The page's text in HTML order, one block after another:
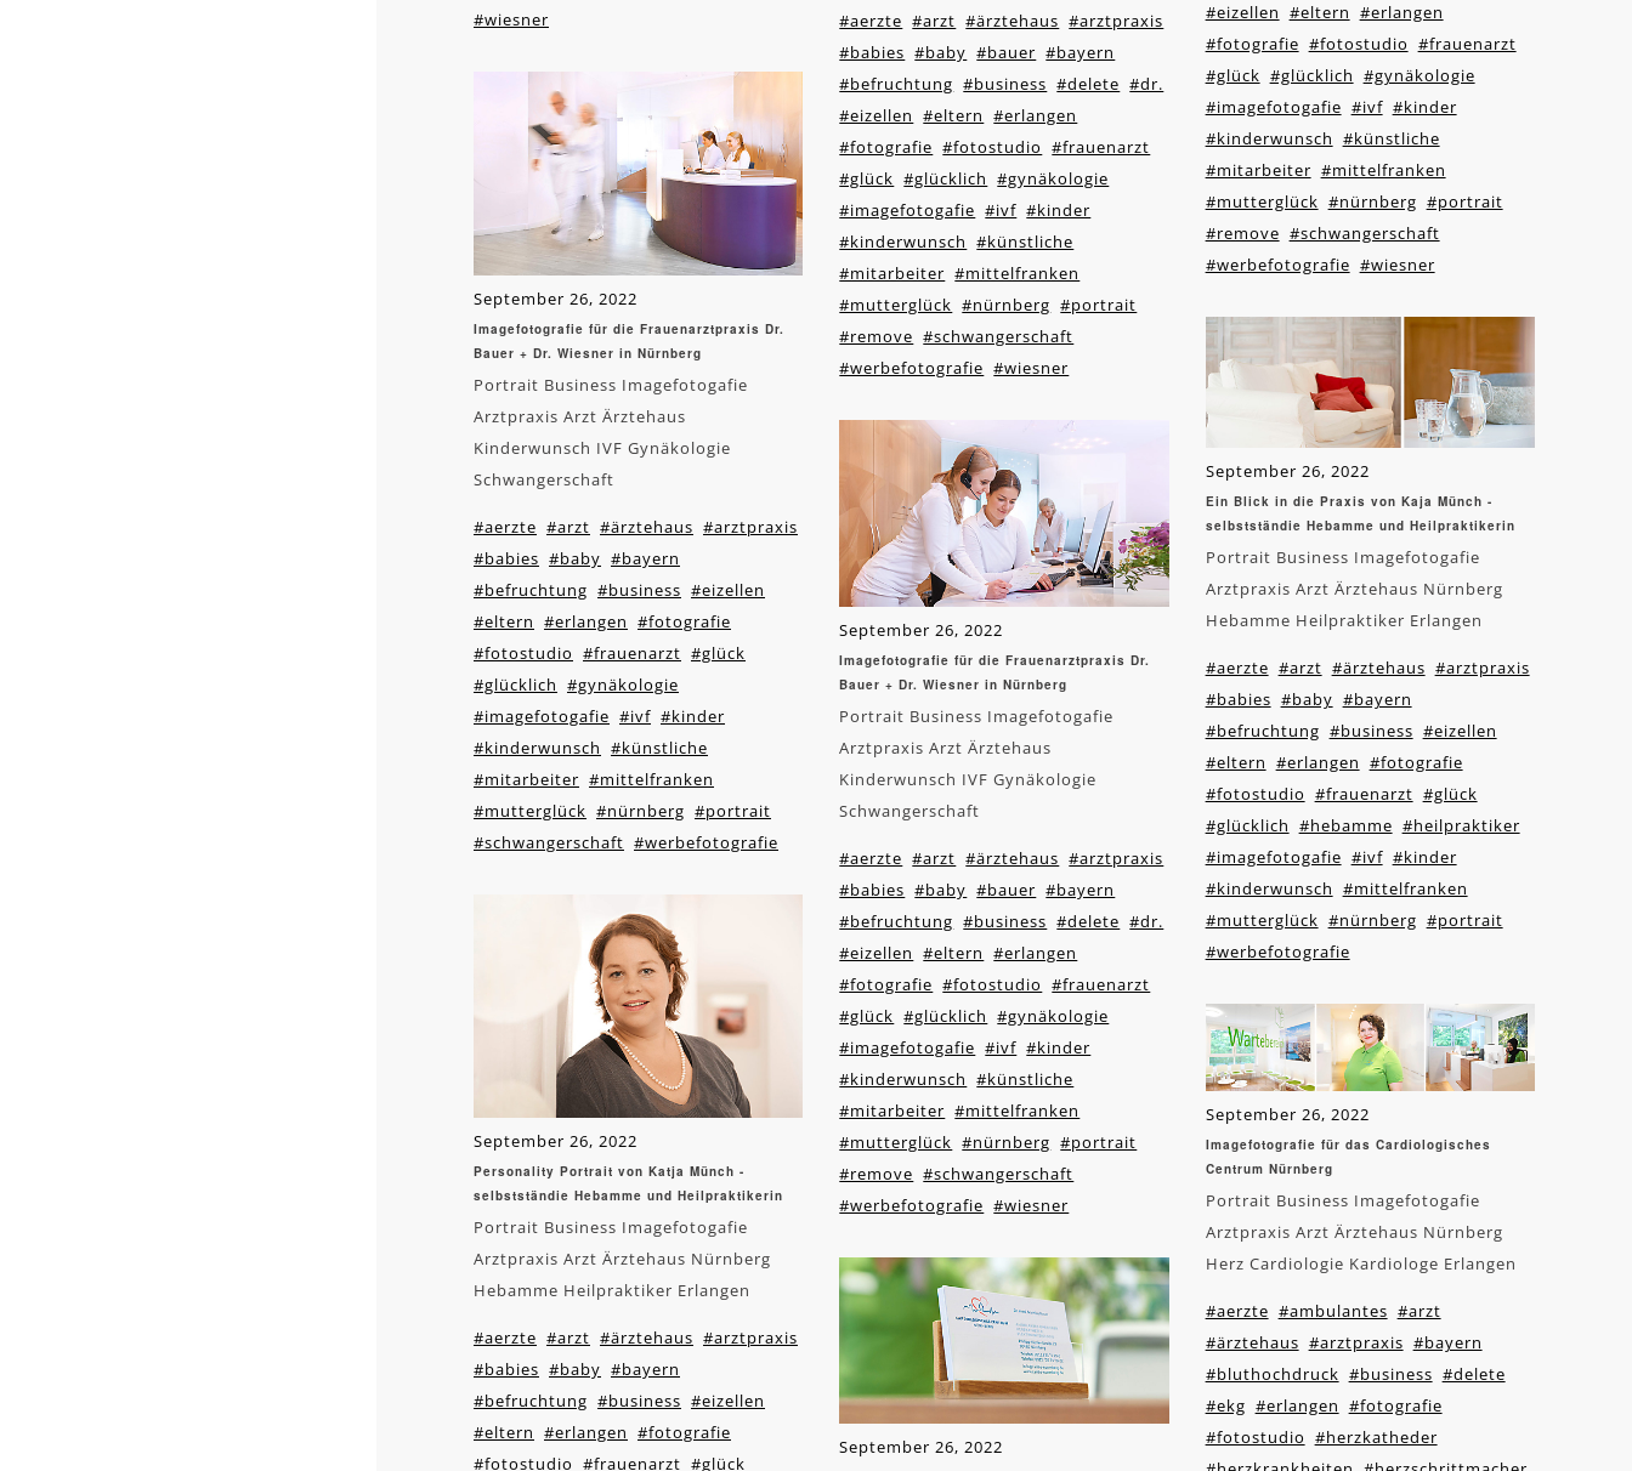
#wiesner
September 26, 2022
Imagefotografie für die Frauenarztpraxis Dr.
Bauer + Dr. Wiesner in Nürnberg
Portrait Business Imagefotogafie
Arztpraxis Arzt Ärztehaus
Kinderwunsch IVF Gynäkologie
Schwangerschaft
#aerzte #arzt #ärztehaus #arztpraxis
#babies #baby #bayern
#befruchtung #business #eizellen
#eltern #erlangen #fotografie
#fotostudio #frauenarzt #glück
#glücklich #gynäkologie
#imagefotogafie #ivf #kinder
#kinderwunsch #künstliche
#mitarbeiter #mittelfranken
#mutterglück #nürnberg #portrait
#schwangerschaft #werbefotografie
September 26, 2022
Personality Portrait von Katja Münch -
selbstständie Hebamme und Heilpraktikerin
Portrait Business Imagefotogafie
Arztpraxis Arzt Ärztehaus Nürnberg
Hebamme Heilpraktiker Erlangen
#aerzte #arzt #ärztehaus #arztpraxis
#babies #baby #bayern
#befruchtung #business #eizellen
#eltern #erlangen #fotografie
#fotostudio #frauenarzt #glück
#aerzte #arzt #ärztehaus #arztpraxis
#babies #baby #bauer #bayern
#befruchtung #business #delete #dr.
#eizellen #eltern #erlangen
#fotografie #fotostudio #frauenarzt
#glück #glücklich #gynäkologie
#imagefotogafie #ivf #kinder
#kinderwunsch #künstliche
#mitarbeiter #mittelfranken
#mutterglück #nürnberg #portrait
#remove #schwangerschaft
#werbefotografie #wiesner
September 26, 2022
Imagefotografie für die Frauenarztpraxis Dr.
Bauer + Dr. Wiesner in Nürnberg
Portrait Business Imagefotogafie
Arztpraxis Arzt Ärztehaus
Kinderwunsch IVF Gynäkologie
Schwangerschaft
#aerzte #arzt #ärztehaus #arztpraxis
#babies #baby #bauer #bayern
#befruchtung #business #delete #dr.
#eizellen #eltern #erlangen
#fotografie #fotostudio #frauenarzt
#glück #glücklich #gynäkologie
#imagefotogafie #ivf #kinder
#kinderwunsch #künstliche
#mitarbeiter #mittelfranken
#mutterglück #nürnberg #portrait
#remove #schwangerschaft
#werbefotografie #wiesner
September 26, 2022
#eizellen #eltern #erlangen
#fotografie #fotostudio #frauenarzt
#glück #glücklich #gynäkologie
#imagefotogafie #ivf #kinder
#kinderwunsch #künstliche
#mitarbeiter #mittelfranken
#mutterglück #nürnberg #portrait
#remove #schwangerschaft
#werbefotografie #wiesner
September 26, 2022
Ein Blick in die Praxis von Kaja Münch -
selbstständie Hebamme und Heilpraktikerin
Portrait Business Imagefotogafie
Arztpraxis Arzt Ärztehaus Nürnberg
Hebamme Heilpraktiker Erlangen
#aerzte #arzt #ärztehaus #arztpraxis
#babies #baby #bayern
#befruchtung #business #eizellen
#eltern #erlangen #fotografie
#fotostudio #frauenarzt #glück
#glücklich #hebamme #heilpraktiker
#imagefotogafie #ivf #kinder
#kinderwunsch #mittelfranken
#mutterglück #nürnberg #portrait
#werbefotografie
September 26, 2022
Imagefotografie für das Cardiologisches
Centrum Nürnberg
Portrait Business Imagefotogafie
Arztpraxis Arzt Ärztehaus Nürnberg
Herz Cardiologie Kardiologe Erlangen
#aerzte #ambulantes #arzt
#ärztehaus #arztpraxis #bayern
#bluthochdruck #business #delete
#ekg #erlangen #fotografie
#fotostudio #herzkatheder